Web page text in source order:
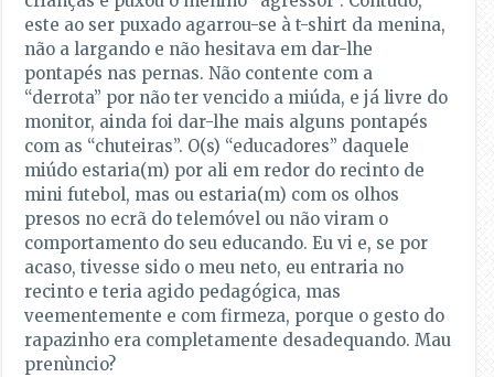
este ao ser puxado agarrou-se à t-shirt da menina,
não a largando e não hesitava em dar-lhe
pontapés nas pernas. Não contente com a
“derrota” por não ter vencido a miúda, e já livre do
monitor, ainda foi dar-lhe mais alguns pontapés
com as “chuteiras”. O(s) “educadores” daquele
miúdo estaria(m) por ali em redor do recinto de
mini futebol, mas ou estaria(m) com os olhos
presos no ecrã do telemóvel ou não viram o
comportamento do seu educando. Eu vi e, se por
acaso, tivesse sido o meu neto, eu entraria no
recinto e teria agido pedagógica, mas
veementemente e com firmeza, porque o gesto do
rapazinho era completamente desadequando. Mau
prenùncio?